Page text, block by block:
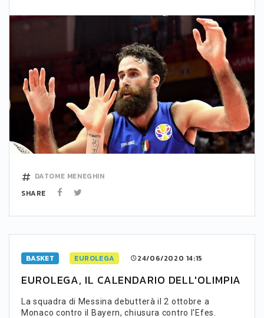
DATOME MENEGHIN
SHARE
BASKET EUROLEGA 24/06/2020 14:15
EUROLEGA, IL CALENDARIO DELL'OLIMPIA
La squadra di Messina debutterà il 2 ottobre a
Monaco contro il Bayern, chiusura contro l'Efes.